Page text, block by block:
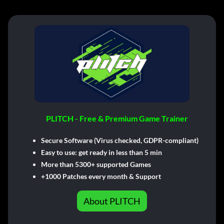
PLITCH - Free & Premium Game Trainer
Secure Software (Virus checked, GDPR-compliant)
Easy to use: get ready in less than 5 min
More than 5300+ supported Games
+1000 Patches every month & Support
About PLITCH